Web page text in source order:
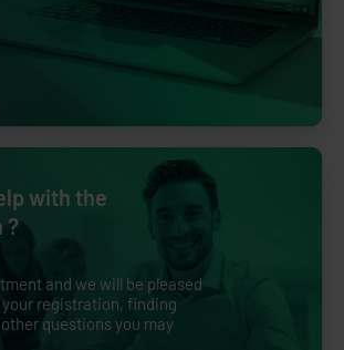
with the
?
and we will be pleased
registration, finding
questions you may